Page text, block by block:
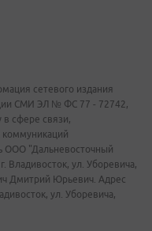
сетевого издания
СМИ ЭЛ № ФС 77 - 72742,
сфере связи,
ООО "Дальневосточный
Владивосток, ул. Уборевича,
Дмитрий Юрьевич. Адрес
ул. Уборевича,